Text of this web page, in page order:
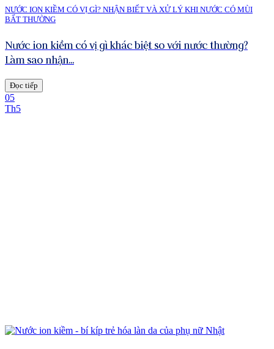
NƯỚC ION KIỀM CÓ VỊ GÌ? NHẬN BIẾT VÀ XỬ LÝ KHI NƯỚC CÓ MÙI
BẤT THƯỜNG
Nước ion kiềm có vị gì khác biệt so với nước thường?
Làm sao nhận...
Đọc tiếp
05
Th5